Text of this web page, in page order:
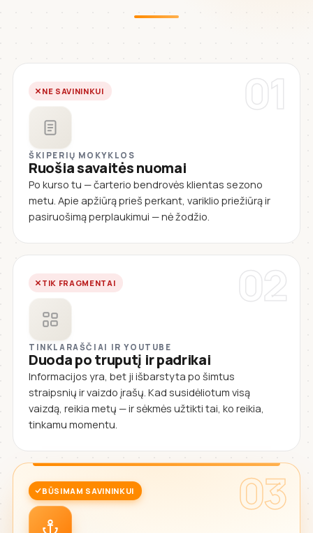
01
NE SAVININKUI
ŠKIPERIŲ MOKYKLOS
Ruošia savaitės nuomai
Po kurso tu — čarterio bendrovės klientas sezono
metu. Apie apžiūrą prieš perkant, variklio priežiūrą ir
pasiruošimą perplaukimui — nė žodžio.
02
TIK FRAGMENTAI
TINKLARAŠČIAI IR YOUTUBE
Duoda po truputį ir padrikai
Informacijos yra, bet ji išbarstyta po šimtus
straipsnių ir vaizdo įrašų. Kad susidėliotum visą
vaizdą, reikia metų — ir sėkmės užtikti tai, ko reikia,
tinkamu momentu.
03
BŪSIMAM SAVININKUI